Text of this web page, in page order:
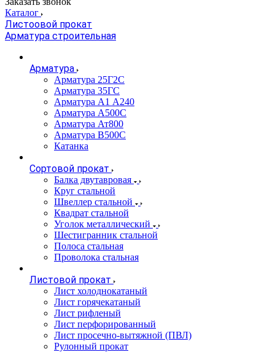
Каталог
Листоовой прокат
Арматура строительная
Арматура
Арматура 25Г2С
Арматура 35ГС
Арматура А1 А240
Арматура А500С
Арматура Ат800
Арматура В500С
Катанка
Сортовой прокат
Балка двутавровая
Круг стальной
Швеллер стальной
Квадрат стальной
Уголок металлический
Шестигранник стальной
Полоса стальная
Проволока стальная
Листовой прокат
Лист холоднокатаный
Лист горячекатаный
Лист рифленый
Лист перфорированный
Лист просечно-вытяжной (ПВЛ)
Рулонный прокат